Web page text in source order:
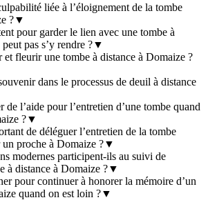
liée à l’éloignement de la tombe
?▼
pour garder le lien avec une tombe à
pas s’y rendre ?▼
et fleurir une tombe à distance à Domaize ?
dans le processus de deuil à distance
de l’aide pour l’entretien d’une tombe quand
?▼
de déléguer l’entretien de la tombe
proche à Domaize ?▼
modernes participent-ils au suivi de
à distance à Domaize ?▼
pour continuer à honorer la mémoire d’un
quand on est loin ?▼